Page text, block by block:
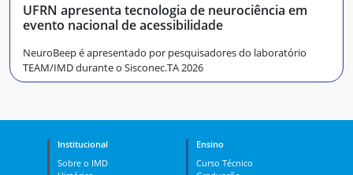
UFRN apresenta tecnologia de neurociência em
evento nacional de acessibilidade
NeuroBeep é apresentado por pesquisadores do laboratório
TEAM/IMD durante o Sisconec.TA 2026
Institucional
Sobre o IMD
Ensino
Curso Técnico